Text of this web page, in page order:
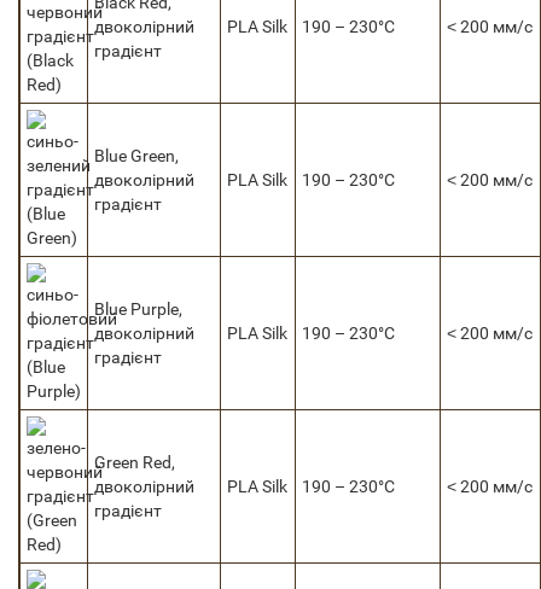
двоколірний
градієнт
PLA Silk 190 – 230°C ˂ 200 мм/с
Blue Green,
двоколірний
градієнт
PLA Silk 190 – 230°C ˂ 200 мм/с
Blue Purple,
двоколірний
градієнт
PLA Silk 190 – 230°C ˂ 200 мм/с
Green Red,
двоколірний
градієнт
PLA Silk 190 – 230°C ˂ 200 мм/с